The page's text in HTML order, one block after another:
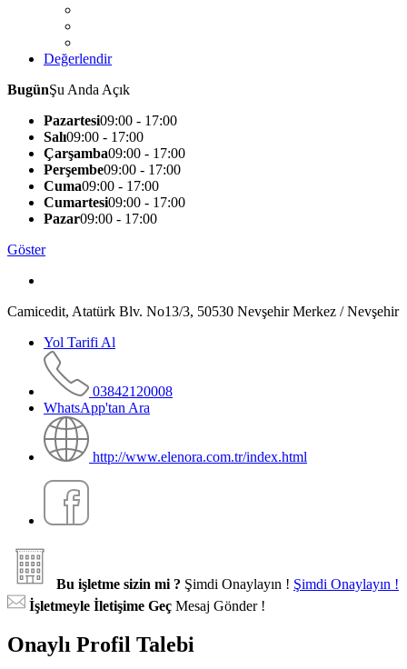
Değerlendir
BugünŞu Anda Açık
Pazartesi09:00 - 17:00
Salı09:00 - 17:00
Çarşamba09:00 - 17:00
Perşembe09:00 - 17:00
Cuma09:00 - 17:00
Cumartesi09:00 - 17:00
Pazar09:00 - 17:00
Göster
Camicedit, Atatürk Blv. No13/3, 50530 Nevşehir Merkez / Nevşehir
Yol Tarifi Al
03842120008
WhatsApp'tan Ara
http://www.elenora.com.tr/index.html
Bu işletme sizin mi ? Şimdi Onaylayın ! Şimdi Onaylayın !
İşletmeyle İletişime Geç Mesaj Gönder !
Onaylı Profil Talebi